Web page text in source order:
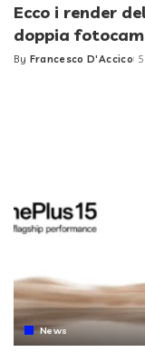
Ecco i render
doppia
Posted
By Francesco D'Accico
News